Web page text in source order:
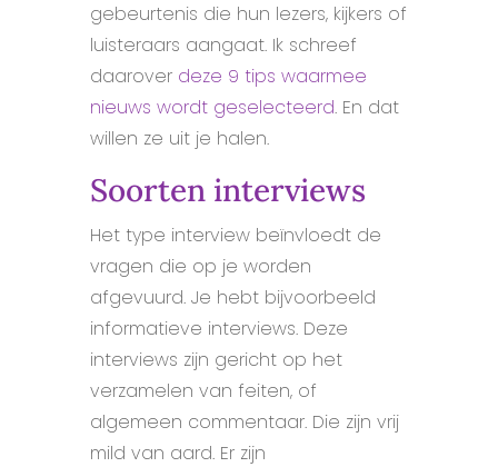
gebeurtenis die hun lezers, kijkers of
luisteraars aangaat. Ik schreef
daarover deze 9 tips waarmee
nieuws wordt geselecteerd. En dat
willen ze uit je halen.
Soorten interviews
Het type interview beïnvloedt de
vragen die op je worden
afgevuurd. Je hebt bijvoorbeeld
informatieve interviews. Deze
interviews zijn gericht op het
verzamelen van feiten, of
algemeen commentaar. Die zijn vrij
mild van aard. Er zijn